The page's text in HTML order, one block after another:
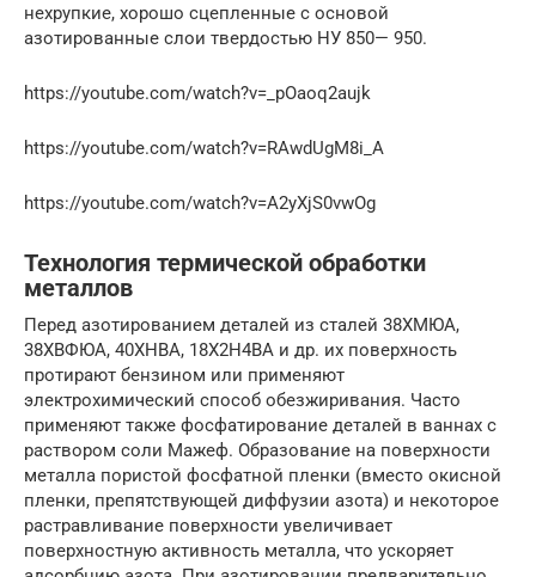
нехрупкие, хорошо сцепленные с основой
азотированные слои твердостью НУ 850— 950.
https://youtube.com/watch?v=_pOaoq2aujk
https://youtube.com/watch?v=RAwdUgM8i_A
https://youtube.com/watch?v=A2yXjS0vwOg
Технология термической обработки
металлов
Перед азотированием деталей из сталей 38ХМЮА,
38ХВФЮА, 40ХНВА, 18Х2Н4ВА и др. их поверхность
протирают бензином или применяют
электрохимический способ обезжиривания. Часто
применяют также фосфатирование деталей в ваннах с
раствором соли Мажеф. Образование на поверхности
металла пористой фосфатной пленки (вместо окисной
пленки, препятствующей диффузии азота) и некоторое
растравливание поверхности увеличивает
поверхностную активность металла, что ускоряет